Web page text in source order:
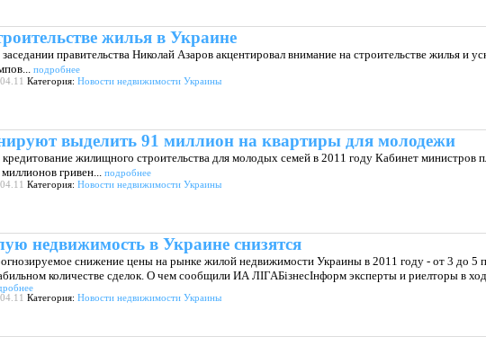
жилья в Украине
правительства Николай Азаров акцентировал внимание на строительстве жилья и
подробнее
Категория: Новости недвижимости Украины
выделить 91 миллион на квартиры для молодежи
жилищного строительства для молодых семей в 2011 году Кабинет министров
гривен... подробнее
Категория: Новости недвижимости Украины
недвижимость в Украине снизятся
снижение цены на рынке жилой недвижимости Украины в 2011 году - от 3 до 5
количестве сделок. О чем сообщили ИА ЛІГАБізнесІнформ эксперты и риелторы в
Категория: Новости недвижимости Украины